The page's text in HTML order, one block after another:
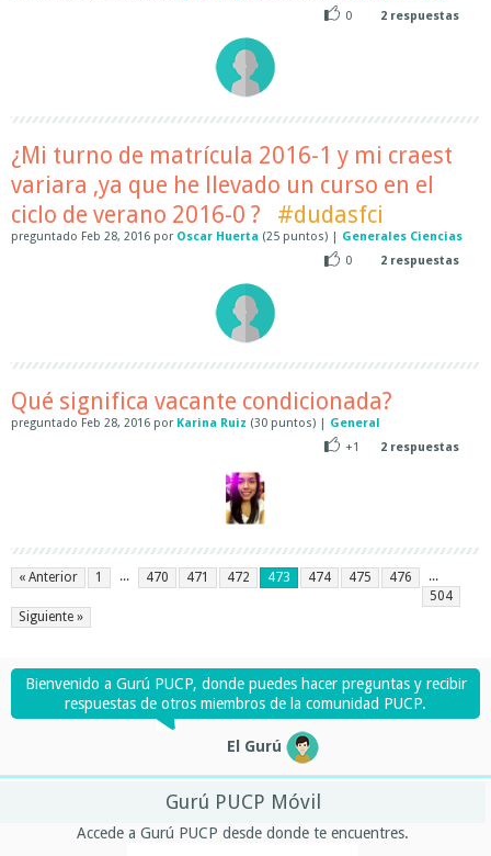
0
2 respuestas
¿Mi turno de matrícula 2016-1 y mi craest
variara ,ya que he llevado un curso en el
ciclo de verano 2016-0 ?
#dudasfci
preguntado Feb 28, 2016 por Oscar Huerta (25 puntos) | Generales Ciencias
0
2 respuestas
Qué significa vacante condicionada?
preguntado Feb 28, 2016 por Karina Ruiz (30 puntos) | General
+1
2 respuestas
« Anterior 1 ... 470 471 472 473 474 475 476
...
504
Siguiente »
Bienvenido a Gurú PUCP, donde puedes hacer preguntas y recibir
respuestas de otros miembros de la comunidad PUCP.
El Gurú
Gurú PUCP Móvil
Accede a Gurú PUCP desde donde te encuentres.